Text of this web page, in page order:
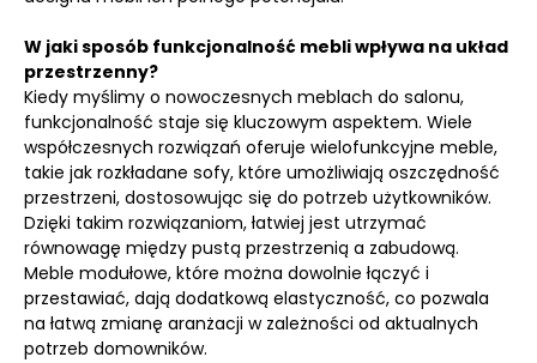
W jaki sposób funkcjonalność mebli wpływa na układ
przestrzenny?
Kiedy myślimy o nowoczesnych meblach do salonu,
funkcjonalność staje się kluczowym aspektem. Wiele
współczesnych rozwiązań oferuje wielofunkcyjne meble,
takie jak rozkładane sofy, które umożliwiają oszczędność
przestrzeni, dostosowując się do potrzeb użytkowników.
Dzięki takim rozwiązaniom, łatwiej jest utrzymać
równowagę między pustą przestrzenią a zabudową.
Meble modułowe, które można dowolnie łączyć i
przestawiać, dają dodatkową elastyczność, co pozwala
na łatwą zmianę aranżacji w zależności od aktualnych
potrzeb domowników.